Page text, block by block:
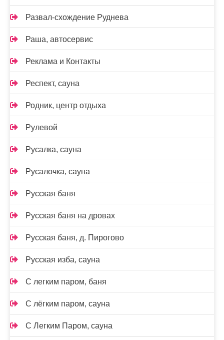
Развал-схождение Руднева
Раша, автосервис
Реклама и Контакты
Респект, сауна
Родник, центр отдыха
Рулевой
Русалка, сауна
Русалочка, сауна
Русская баня
Русская баня на дровах
Русская баня, д. Пирогово
Русская изба, сауна
С легким паром, баня
С лёгким паром, сауна
С Легким Паром, сауна